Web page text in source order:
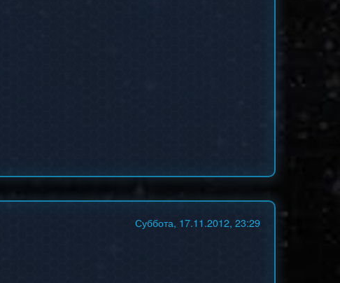
Суббота, 17.11.2012, 23:29